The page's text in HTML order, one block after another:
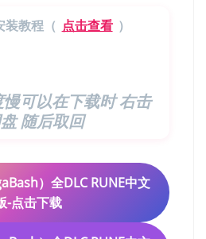
装教程（ 点击查看 ）
可以在下载时 右击
随后取回
）全DLC RUNE中文
-点击下载